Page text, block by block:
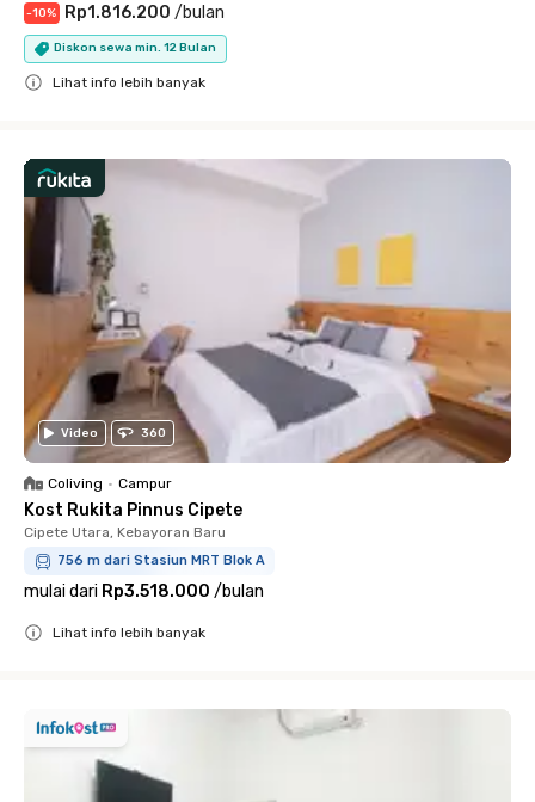
-10% Rp1.816.200 /bulan
Diskon sewa min. 12 Bulan
Lihat info lebih banyak
Video 360
Coliving • Campur
Kost Rukita Pinnus Cipete
Cipete Utara, Kebayoran Baru
756 m dari Stasiun MRT Blok A
mulai dari Rp3.518.000 /bulan
Lihat info lebih banyak